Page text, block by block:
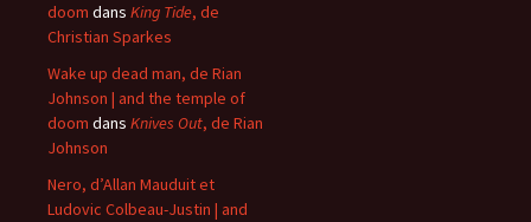
doom dans King Tide, de
Christian Sparkes
Wake up dead man, de Rian
Johnson | and the temple of
doom dans Knives Out, de Rian
Johnson
Nero, d’Allan Mauduit et
Ludovic Colbeau-Justin | and